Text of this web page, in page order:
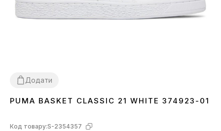
Додати
364242.543 4444.54546
PUMA BASKET CLASSIC 21 WHITE 374923-01
Код товару:S-2354357